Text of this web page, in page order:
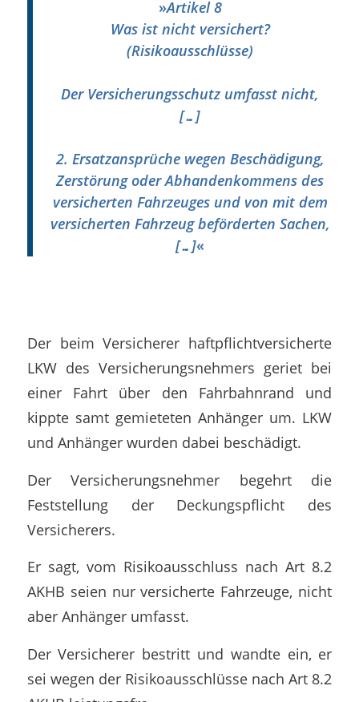
»Artikel 8
Was ist nicht versichert?
(Risikoausschlüsse)
Der Versicherungsschutz umfasst nicht,
[…]
2. Ersatzansprüche wegen Beschädigung,
Zerstörung oder Abhandenkommens des
versicherten Fahrzeuges und von mit dem
versicherten Fahrzeug beförderten Sachen,
[…]«
Der beim Versicherer haftpflichtversicherte
LKW des Versicherungsnehmers geriet bei
einer Fahrt über den Fahrbahnrand und
kippte samt gemieteten Anhänger um. LKW
und Anhänger wurden dabei beschädigt.
Der Versicherungsnehmer begehrt die
Feststellung der Deckungspflicht des
Versicherers.
Er sagt, vom Risikoausschluss nach Art 8.2
AKHB seien nur versicherte Fahrzeuge, nicht
aber Anhänger umfasst.
Der Versicherer bestritt und wandte ein, er
sei wegen der Risikoausschlüsse nach Art 8.2